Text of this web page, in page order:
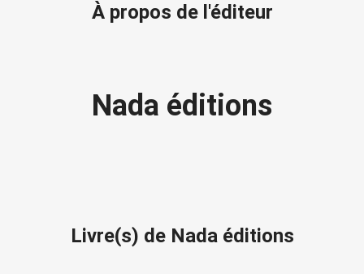
À propos de l'éditeur
Nada éditions
Livre(s) de Nada éditions